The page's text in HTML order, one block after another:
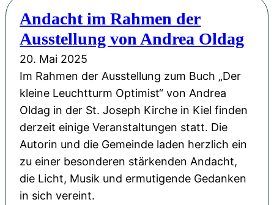
u
r
m
O
p
t
i
m
i
s
t
d
i
e
W
e
…
“
l
l
u
n
g
s
e
r
ö
f
f
Andacht im Rahmen der
Ausstellung von Andrea Oldag
20. Mai 2025
Im Rahmen der Ausstellung zum Buch „Der
kleine Leuchtturm Optimist“ von Andrea
Oldag in der St. Joseph Kirche in Kiel finden
derzeit einige Veranstaltungen statt. Die
Autorin und die Gemeinde laden herzlich ein
zu einer besonderen stärkenden Andacht,
die Licht, Musik und ermutigende Gedanken
in sich vereint.